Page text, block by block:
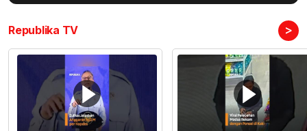
Republika TV >